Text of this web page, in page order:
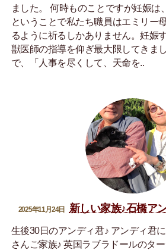
ました。 何時ものことですが妊娠は
ということで私たち職員はエミリー
るように祈るしかありません。妊娠
獣医師の指導を仰ぎ最大限してきま
で、「人事を尽くして、天命を..
2025年11月24日 新しい家族♪石橋ア
生後30日のアンディ君♪ アンディ君
さんご家族♪ 英国ラブラドールのタ